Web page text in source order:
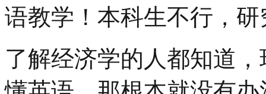
语教学！本科生不行，
了解经济学的人都知道